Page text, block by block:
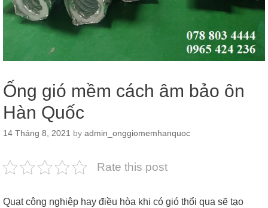
Ống gió mềm cách âm bảo ôn
Hàn Quốc
14 Tháng 8, 2021 by admin_onggiomemhanquoc
Rate this post
Quạt công nghiệp hay điều hòa khi có gió thổi qua sẽ tạo